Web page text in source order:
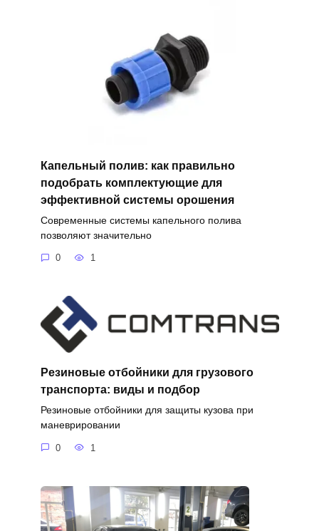
Капельный полив: как правильно
подобрать комплектующие для
эффективной системы орошения
Современные системы капельного полива
позволяют значительно
0 1
Резиновые отбойники для грузового
транспорта: виды и подбор
Резиновые отбойники для защиты кузова при
маневрировании
0 1